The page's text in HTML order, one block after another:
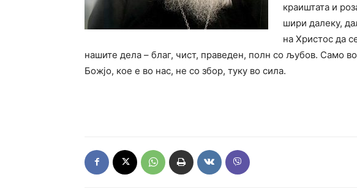
краиштата и
шири далеку,
на Христос да
нашите дела – благ, чист, праведен, полн со љубов. Само
Божјо, кое е во нас, не со збор, туку во сила.